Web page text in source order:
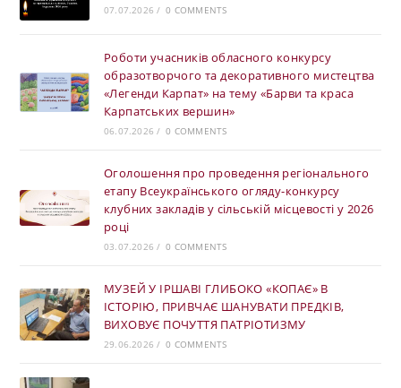
07.07.2026 / 0 COMMENTS
Роботи учасників обласного конкурсу
образотворчого та декоративного мистецтва
«Легенди Карпат» на тему «Барви та краса
Карпатських вершин»
06.07.2026 / 0 COMMENTS
Оголошення про проведення регіонального
етапу Всеукраїнського огляду-конкурсу
клубних закладів у сільській місцевості у 2026
році
03.07.2026 / 0 COMMENTS
МУЗЕЙ У ІРШАВІ ГЛИБОКО «КОПАЄ» В
ІСТОРІЮ, ПРИВЧАЄ ШАНУВАТИ ПРЕДКІВ,
ВИХОВУЄ ПОЧУТТЯ ПАТРІОТИЗМУ
29.06.2026 / 0 COMMENTS